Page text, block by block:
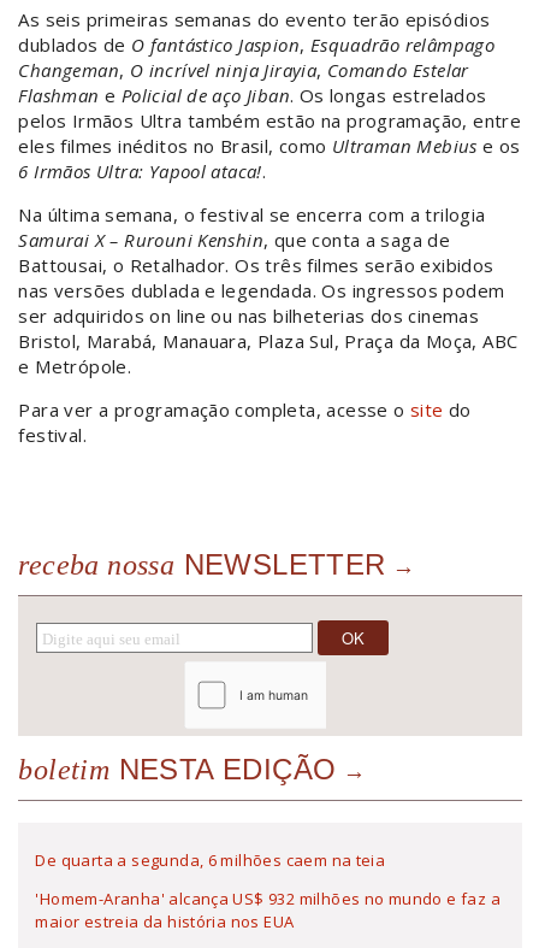
As seis primeiras semanas do evento terão episódios
dublados de O fantástico Jaspion, Esquadrão relâmpago
Changeman, O incrível ninja Jirayia, Comando Estelar
Flashman e Policial de aço Jiban. Os longas estrelados
pelos Irmãos Ultra também estão na programação, entre
eles filmes inéditos no Brasil, como Ultraman Mebius e os
6 Irmãos Ultra: Yapool ataca!.
Na última semana, o festival se encerra com a trilogia
Samurai X – Rurouni Kenshin, que conta a saga de
Battousai, o Retalhador. Os três filmes serão exibidos
nas versões dublada e legendada. Os ingressos podem
ser adquiridos on line ou nas bilheterias dos cinemas
Bristol, Marabá, Manauara, Plaza Sul, Praça da Moça, ABC
e Metrópole.
Para ver a programação completa, acesse o site do
festival.
receba nossa NEWSLETTER
boletim NESTA EDIÇÃO
De quarta a segunda, 6 milhões caem na teia
'Homem-Aranha' alcança US$ 932 milhões no mundo e faz a
maior estreia da história nos EUA